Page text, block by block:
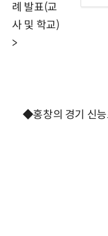
례 발표(교
사 및 학교)
>
◆홍창의 경기 신능